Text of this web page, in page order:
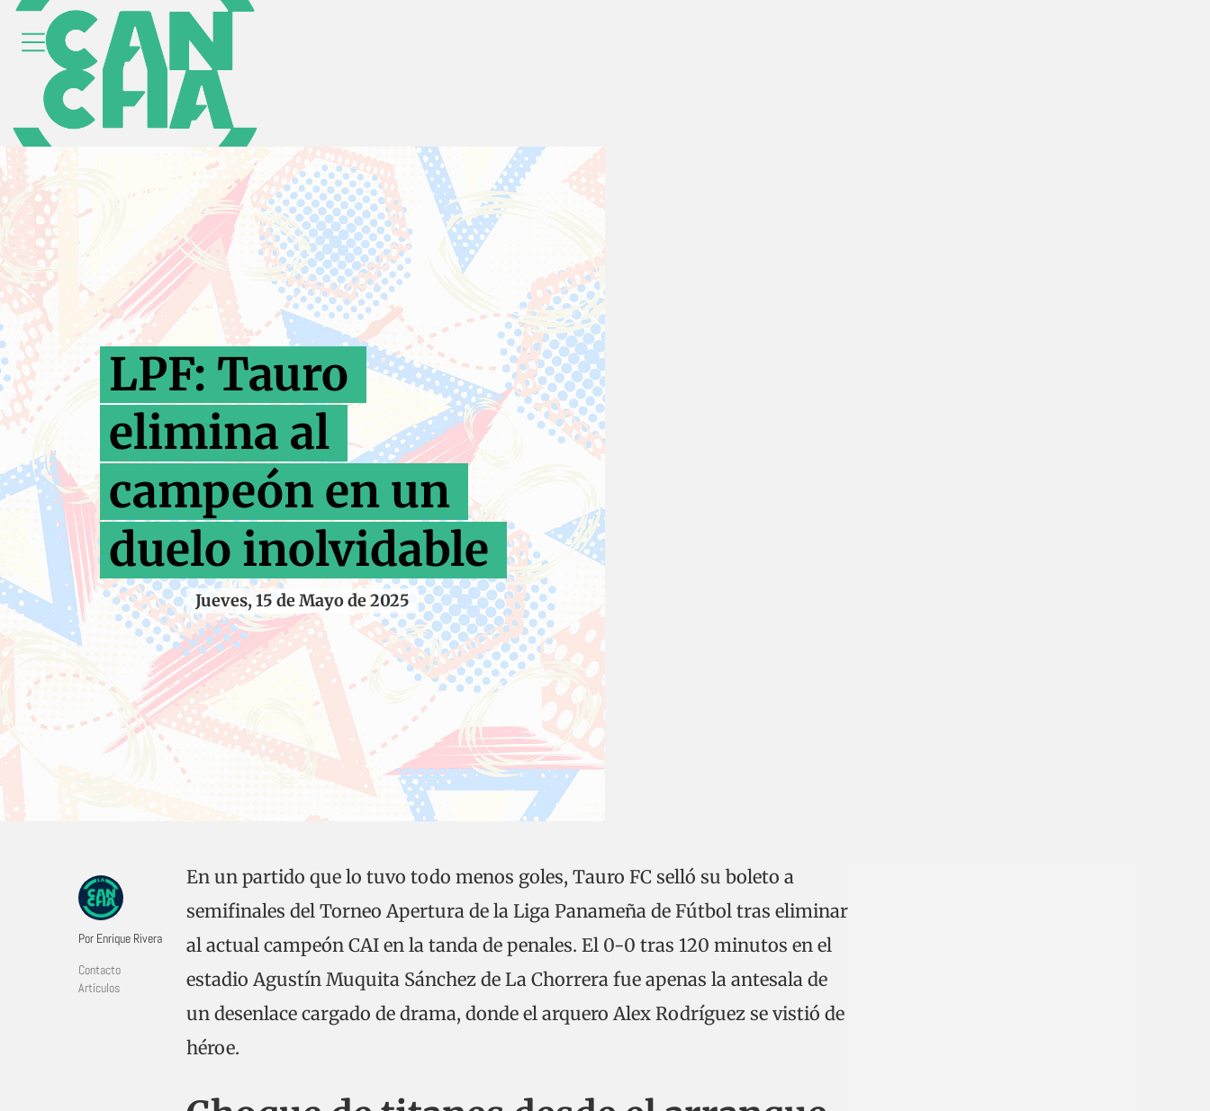
LPF: Tauro
elimina al
campeón en un
duelo inolvidable
Jueves, 15 de Mayo de 2025
Por Enrique Rivera
Contacto
Artículos
En un partido que lo tuvo todo menos goles, Tauro FC selló su boleto a
semifinales del Torneo Apertura de la Liga Panameña de Fútbol tras eliminar
al actual campeón CAI en la tanda de penales. El 0-0 tras 120 minutos en el
estadio Agustín Muquita Sánchez de La Chorrera fue apenas la antesala de
un desenlace cargado de drama, donde el arquero Alex Rodríguez se vistió de
héroe.